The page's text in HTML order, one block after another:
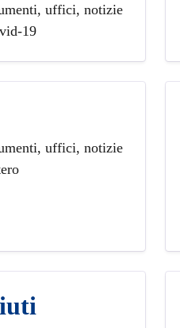
uffici, notizie
19
uffici, notizie